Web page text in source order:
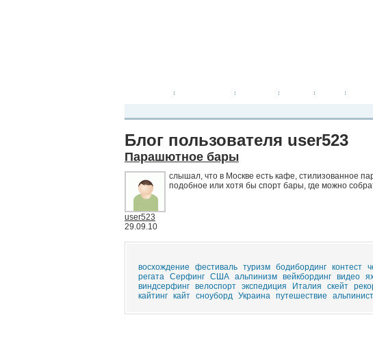
Блог пользователя user523
Парашютное бары
user523
29.09.10
слышал, что в Москве есть кафе, стилизованное
подобное или хотя бы спорт бары, где можно
восхождение фестиваль туризм бодибординг контест
регата Серфинг США альпинизм вейкбординг видео
виндсерфинг велоспорт экспедиция Италия скейт
кайтинг кайт сноуборд Украина путешествие